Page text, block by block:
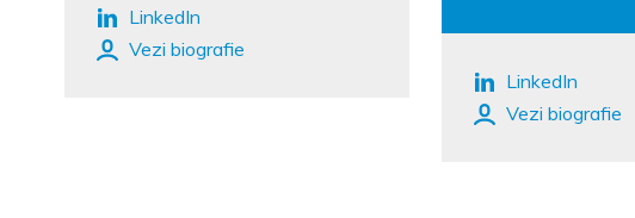
LinkedIn
Vezi biografie
LinkedIn
Vezi biografie